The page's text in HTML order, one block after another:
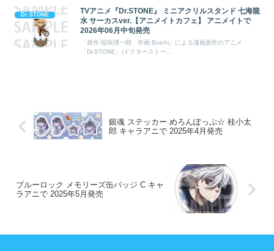
Dr.STONE
TVアニメ『Dr.STONE』 ミニアクリルスタンド 七海龍
水 サーカスver.【アニメイトカフェ】 アニメイトで
2026年06月中旬発売
「原作:稲垣理一郎、作画:Boichi」による漫画原作のアニメ
「Dr.STONE」(ドクターストー...
銀魂 ステッカー めろんぽっぷ☆ 桂小太
郎 キャラアニで 2025年4月発売
ブルーロック メモリーズ缶バッジ C キャ
ラアニで 2025年5月発売